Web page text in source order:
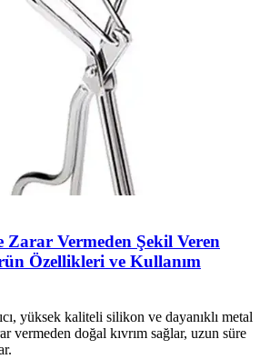
Vermeden Şekil Veren
Özellikleri ve Kullanım
yüksek kaliteli silikon ve dayanıklı metal
vermeden doğal kıvrım sağlar, uzun süre